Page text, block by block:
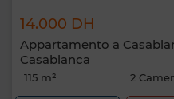
14.000 DH
Appartamento a
Casablanca
115 m² 2